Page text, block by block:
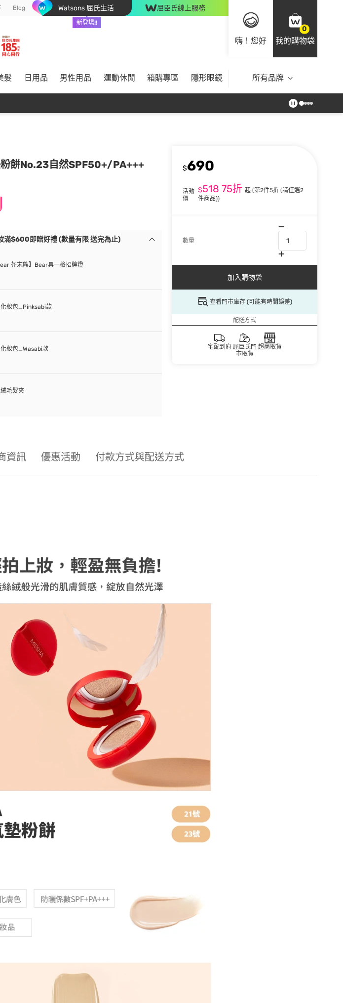
Blog Watsons 屈氏生活
新登場!!
屈臣氏線上服務
嗨！您好
0
我的購物袋
髮 日用品 男性用品 運動休閒 箱購專區 隱形眼鏡 所有品牌
餅No.23自然SPF50+/PA+++
$690
活動
價
$518 75折 起 (第2件5折 (請任選2
件商品))
數量
加入購物袋
查看門市庫存 (可能有時間誤差)
配送方式
宅配到府 屈臣氏門
市取貨
超商取貨
滿$600即贈好禮 (數量有限 送完為止)
芥末熊】Bear具一格招牌燈
妝包_Pinksabi款
妝包_Wasabi款
毛髮夾
資訊 優惠活動 付款方式與配送方式